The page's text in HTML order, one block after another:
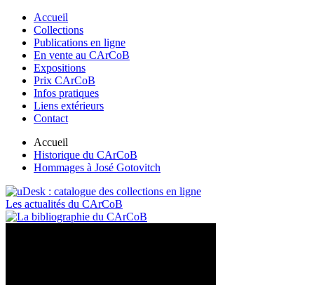
Accueil
Collections
Publications en ligne
En vente au CArCoB
Expositions
Prix CArCoB
Infos pratiques
Liens extérieurs
Contact
Accueil
Historique du CArCoB
Hommages à José Gotovitch
Les actualités du CArCoB